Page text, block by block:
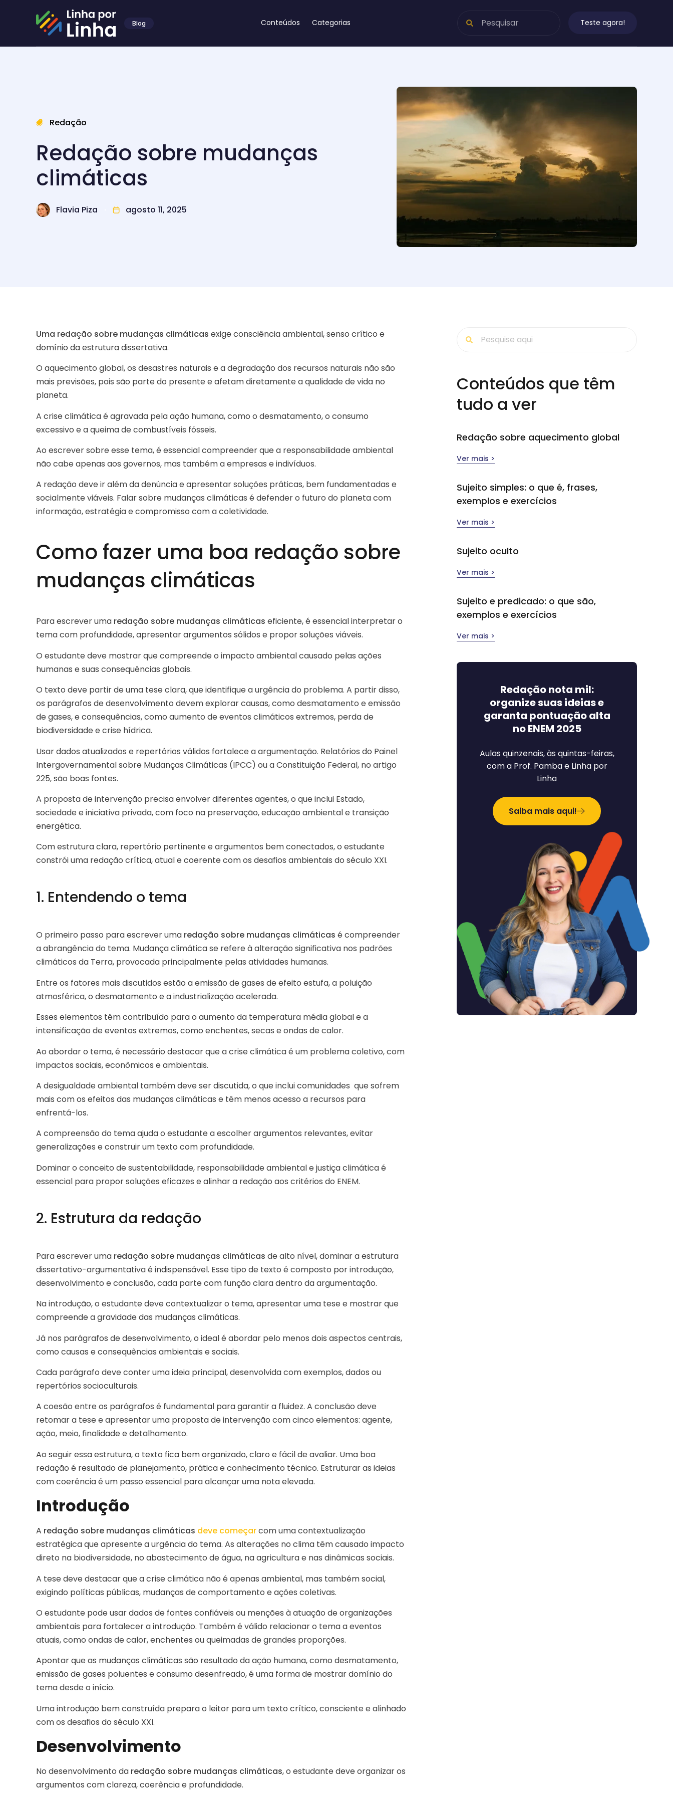
Blog Conteúdos Categorias Teste agora!
Redação
Redação sobre mudanças
climáticas
Flavia Piza agosto 11, 2025
Uma redação sobre mudanças climáticas exige consciência ambiental, senso crítico e
domínio da estrutura dissertativa.
O aquecimento global, os desastres naturais e a degradação dos recursos naturais não são
mais previsões, pois são parte do presente e afetam diretamente a qualidade de vida no
planeta.
A crise climática é agravada pela ação humana, como o desmatamento, o consumo
excessivo e a queima de combustíveis fósseis.
Ao escrever sobre esse tema, é essencial compreender que a responsabilidade ambiental
não cabe apenas aos governos, mas também a empresas e indivíduos.
A redação deve ir além da denúncia e apresentar soluções práticas, bem fundamentadas e
socialmente viáveis. Falar sobre mudanças climáticas é defender o futuro do planeta com
informação, estratégia e compromisso com a coletividade.
Como fazer uma boa redação sobre
mudanças climáticas
Para escrever uma redação sobre mudanças climáticas eficiente, é essencial interpretar o
tema com profundidade, apresentar argumentos sólidos e propor soluções viáveis.
O estudante deve mostrar que compreende o impacto ambiental causado pelas ações
humanas e suas consequências globais.
O texto deve partir de uma tese clara, que identifique a urgência do problema. A partir disso,
os parágrafos de desenvolvimento devem explorar causas, como desmatamento e emissão
de gases, e consequências, como aumento de eventos climáticos extremos, perda de
biodiversidade e crise hídrica.
Usar dados atualizados e repertórios válidos fortalece a argumentação. Relatórios do Painel
Intergovernamental sobre Mudanças Climáticas (IPCC) ou a Constituição Federal, no artigo
225, são boas fontes.
A proposta de intervenção precisa envolver diferentes agentes, o que inclui Estado,
sociedade e iniciativa privada, com foco na preservação, educação ambiental e transição
energética.
Com estrutura clara, repertório pertinente e argumentos bem conectados, o estudante
constrói uma redação crítica, atual e coerente com os desafios ambientais do século XXI.
1. Entendendo o tema
O primeiro passo para escrever uma redação sobre mudanças climáticas é compreender
a abrangência do tema. Mudança climática se refere à alteração significativa nos padrões
climáticos da Terra, provocada principalmente pelas atividades humanas.
Entre os fatores mais discutidos estão a emissão de gases de efeito estufa, a poluição
atmosférica, o desmatamento e a industrialização acelerada.
Esses elementos têm contribuído para o aumento da temperatura média global e a
intensificação de eventos extremos, como enchentes, secas e ondas de calor.
Ao abordar o tema, é necessário destacar que a crise climática é um problema coletivo, com
impactos sociais, econômicos e ambientais.
A desigualdade ambiental também deve ser discutida, o que inclui comunidades que sofrem
mais com os efeitos das mudanças climáticas e têm menos acesso a recursos para
enfrentá-los.
A compreensão do tema ajuda o estudante a escolher argumentos relevantes, evitar
generalizações e construir um texto com profundidade.
Dominar o conceito de sustentabilidade, responsabilidade ambiental e justiça climática é
essencial para propor soluções eficazes e alinhar a redação aos critérios do ENEM.
2. Estrutura da redação
Para escrever uma redação sobre mudanças climáticas de alto nível, dominar a estrutura
dissertativo-argumentativa é indispensável. Esse tipo de texto é composto por introdução,
desenvolvimento e conclusão, cada parte com função clara dentro da argumentação.
Na introdução, o estudante deve contextualizar o tema, apresentar uma tese e mostrar que
compreende a gravidade das mudanças climáticas.
Já nos parágrafos de desenvolvimento, o ideal é abordar pelo menos dois aspectos centrais,
como causas e consequências ambientais e sociais.
Cada parágrafo deve conter uma ideia principal, desenvolvida com exemplos, dados ou
repertórios socioculturais.
A coesão entre os parágrafos é fundamental para garantir a fluidez. A conclusão deve
retomar a tese e apresentar uma proposta de intervenção com cinco elementos: agente,
ação, meio, finalidade e detalhamento.
Ao seguir essa estrutura, o texto fica bem organizado, claro e fácil de avaliar. Uma boa
redação é resultado de planejamento, prática e conhecimento técnico. Estruturar as ideias
com coerência é um passo essencial para alcançar uma nota elevada.
Introdução
A redação sobre mudanças climáticas deve começarcom uma contextualização
estratégica que apresente a urgência do tema. As alterações no clima têm causado impacto
direto na biodiversidade, no abastecimento de água, na agricultura e nas dinâmicas sociais.
A tese deve destacar que a crise climática não é apenas ambiental, mas também social,
exigindo políticas públicas, mudanças de comportamento e ações coletivas.
O estudante pode usar dados de fontes confiáveis ou menções à atuação de organizações
ambientais para fortalecer a introdução. Também é válido relacionar o tema a eventos
atuais, como ondas de calor, enchentes ou queimadas de grandes proporções.
Apontar que as mudanças climáticas são resultado da ação humana, como desmatamento,
emissão de gases poluentes e consumo desenfreado, é uma forma de mostrar domínio do
tema desde o início.
Uma introdução bem construída prepara o leitor para um texto crítico, consciente e alinhado
com os desafios do século XXI.
Desenvolvimento
No desenvolvimento da redação sobre mudanças climáticas, o estudante deve organizar os
argumentos com clareza, coerência e profundidade.
Conteúdos que têm
tudo a ver
Redação sobre aquecimento global
Ver mais >
Sujeito simples​: o que é, frases,
exemplos e exercícios
Ver mais >
Sujeito oculto
Ver mais >
Sujeito e predicado: o que são,
exemplos e exercícios
Ver mais >
Redação nota mil:
organize suas ideias e
garanta pontuação alta
no ENEM 2025
Aulas quinzenais, às quintas-feiras,
com a Prof. Pamba e Linha por
Linha
Saiba mais aqui!